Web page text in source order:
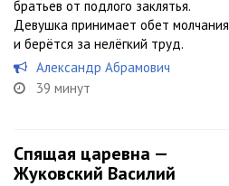
братьев от подлого заклятья.
Девушка принимает обет молчания
и берётся за нелёгкий труд.
Александр Абрамович
39 минут
Спящая царевна —
Жуковский Василий